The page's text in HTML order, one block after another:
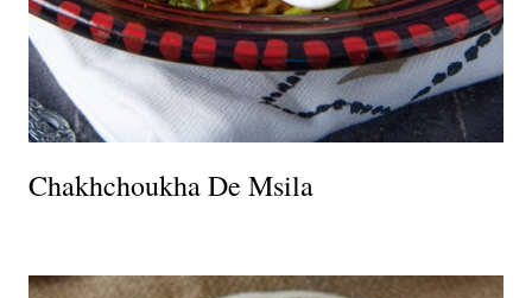
Chakhchoukha De Msila